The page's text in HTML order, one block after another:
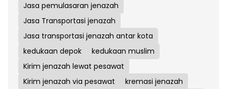
Jasa pemulasaran jenazah
Jasa Transportasi jenazah
Jasa transportasi jenazah antar kota
kedukaan depok
kedukaan muslim
Kirim jenazah lewat pesawat
Kirim jenazah via pesawat
kremasi jenazah